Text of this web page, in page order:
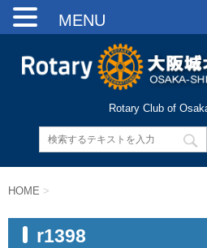
Rotary Club of
HOME >
r1398
MENU